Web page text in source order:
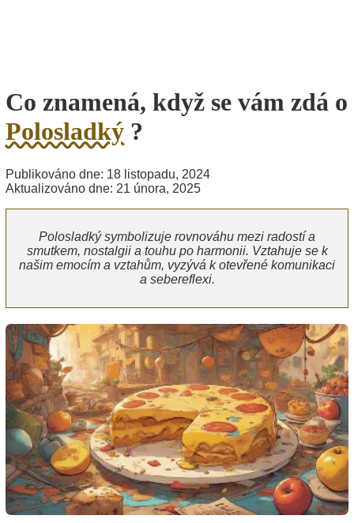
Co znamená, když se vám zdá o
Polosladký ?
Publikováno dne: 18 listopadu, 2024
Aktualizováno dne: 21 února, 2025
Polosladký symbolizuje rovnováhu mezi radostí a
smutkem, nostalgii a touhu po harmonii. Vztahuje se k
našim emocím a vztahům, vyzývá k otevřené komunikaci
a sebereflexi.